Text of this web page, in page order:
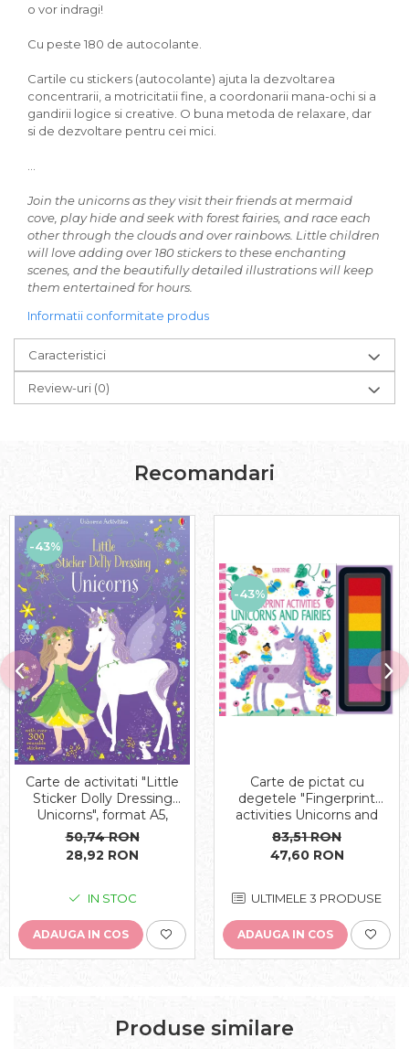
o vor indragi!
Cu peste 180 de autocolante.
Cartile cu stickers (autocolante) ajuta la dezvoltarea
concentrarii, a motricitatii fine, a coordonarii mana-ochi si a
gandirii logice si creative. O buna metoda de relaxare, dar
si de dezvoltare pentru cei mici.
Join the unicorns as they visit their friends at mermaid
cove, play hide and seek with forest fairies, and race each
other through the clouds and over rainbows. Little children
will love adding over 180 stickers to these enchanting
scenes, and the beautifully detailed illustrations will keep
them entertained for hours.
Informatii conformitate produs
Caracteristici
Review-uri (0)
Recomandari
-43%
Carte de activitati "Little
Sticker Dolly Dressing
Unicorns", format A5,
Usborne
50,74 RON
28,92 RON
IN STOC
ADAUGA IN COS
-43%
Carte de pictat cu
degetele "Fingerprint
activities Unicorns and
Fairies", Usborne
83,51 RON
47,60 RON
ULTIMELE 3 PRODUSE
ADAUGA IN COS
Produse similare